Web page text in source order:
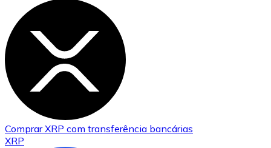
ComprarXRP com transferência bancárias
XRP